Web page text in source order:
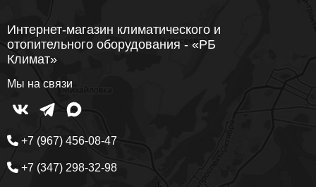
Интернет-магазин климатического и
отопительного оборудования - «РБ
Климат»
Мы на связи
+7 (967) 456-08-47
+7 (347) 298-32-98